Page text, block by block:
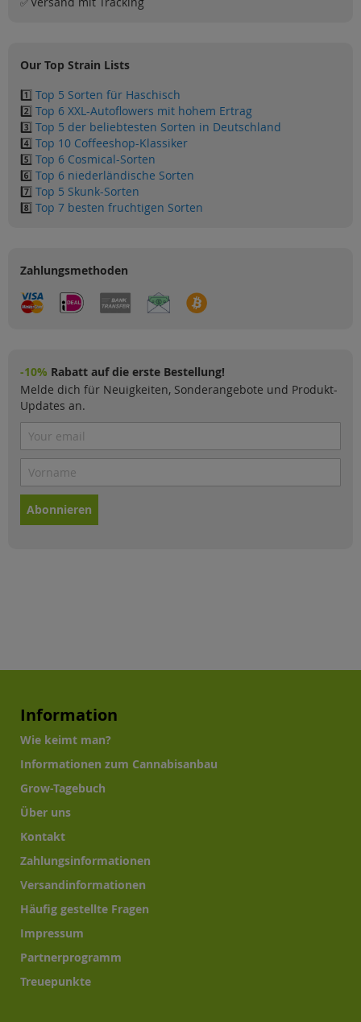
Our Top Strain Lists
1️⃣ Top 5 Sorten für Haschisch
2️⃣ Top 6 XXL-Autoflowers mit hohem Ertrag
3️⃣ Top 5 der beliebtesten Sorten in Deutschland
4️⃣ Top 10 Coffeeshop-Klassiker
5️⃣ Top 6 Cosmical-Sorten
6️⃣ Top 6 niederländische Sorten
7️⃣ Top 5 Skunk-Sorten
8️⃣ Top 7 besten fruchtigen Sorten
Zahlungsmethoden
-10% Rabatt auf die erste Bestellung!
Melde dich für Neuigkeiten, Sonderangebote und Produkt-
Updates an.
Abonnieren
Information
Wie keimt man?
Informationen zum Cannabisanbau
Grow-Tagebuch
Über uns
Kontakt
Zahlungsinformationen
Versandinformationen
Häufig gestellte Fragen
Impressum
Partnerprogramm
Treuepunkte